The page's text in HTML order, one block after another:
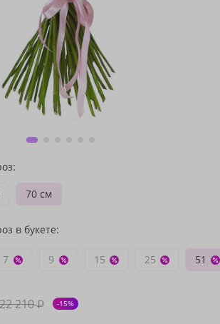
70 см
в букете:
7 9 15 25 51
22 210₽ -15%